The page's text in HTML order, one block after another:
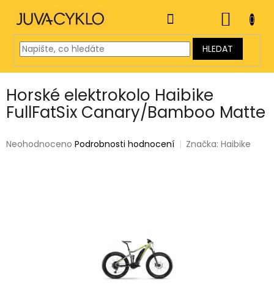
obsah
HLEDAT
KOŠÍK
Horské elektrokolo Haibike
FullFatSix Canary/Bamboo Matte
Průměrné
Neohodnoceno Podrobnosti hodnocení Značka:Haibike